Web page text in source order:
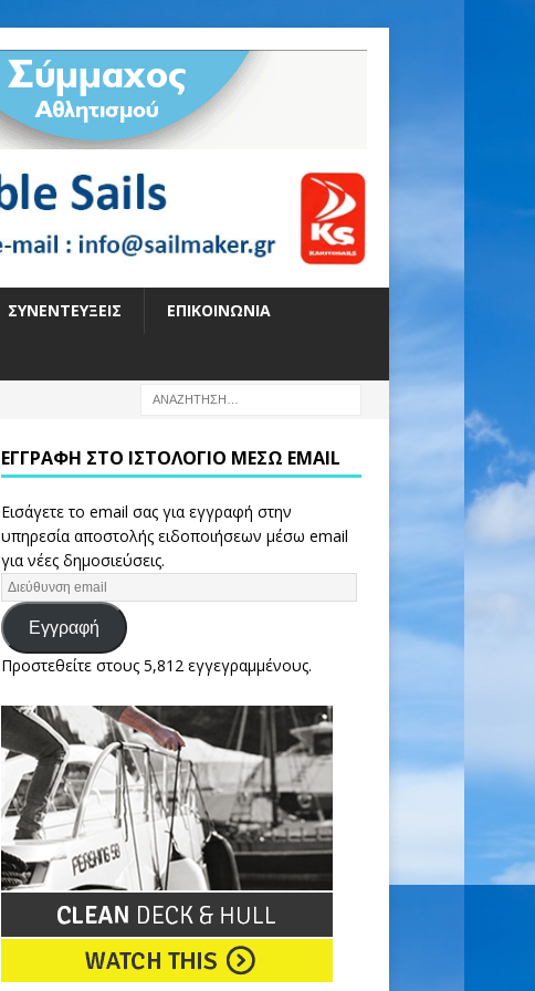
ΣΥΝΕΝΤΕΎΞΕΙΣ ΕΠΙΚΟΙΝΩΝΊΑ
ΕΓΓΡΑΦΉ ΣΤΟ ΙΣΤΟΛΌΓΙΟ ΜΈΣΩ EMAIL
Εισάγετε το email σας για εγγραφή στην
υπηρεσία αποστολής ειδοποιήσεων μέσω email
για νέες δημοσιεύσεις.
Εγγραφή
Προστεθείτε στους 5,812 εγγεγραμμένους.